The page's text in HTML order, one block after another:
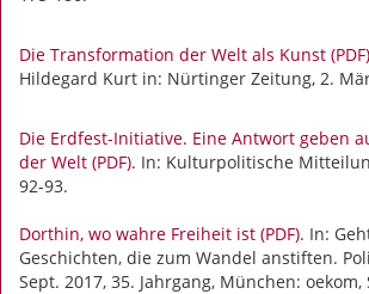
Die Transformation der Welt als Kunst (PDF)
Hildegard Kurt in: Nürtinger Zeitung, 2.
Die Erdfest-Initiative. Eine Antwort geben
der Welt (PDF). In: Kulturpolitische
92-93.
Dorthin, wo wahre Freiheit ist (PDF). In:
Geschichten, die zum Wandel anstiften.
Sept. 2017, 35. Jahrgang, München: oekom,